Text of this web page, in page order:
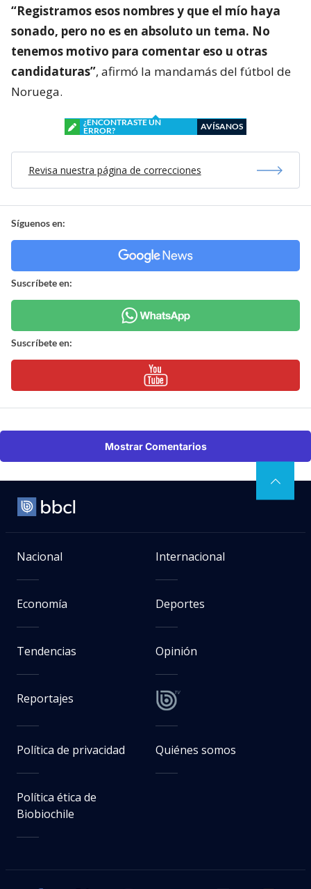
“Registramos esos nombres y que el mío haya
sonado, pero no es en absoluto un tema. No
tenemos motivo para comentar eso u otras
candidaturas”, afirmó la mandamás del fútbol de
Noruega.
¿ENCONTRASTE UN
ERROR?
AVÍSANOS
Revisa nuestra página de correcciones
Síguenos en:
Suscríbete en:
Suscríbete en:
Mostrar Comentarios
Nacional Internacional
Economía Deportes
Tendencias Opinión
Reportajes
Política de privacidad Quiénes somos
Política ética de
Biobiochile